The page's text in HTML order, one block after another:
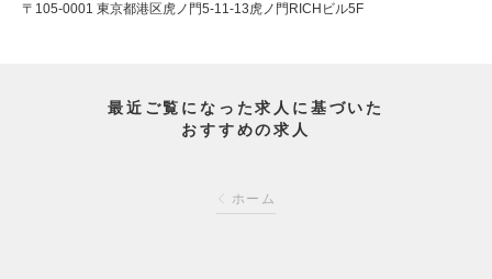
〒105-0001 東京都港区虎ノ門5-11-13虎ノ門RICHビル5F
最近ご覧になった求人に基づいた
おすすめの求人
ホーム